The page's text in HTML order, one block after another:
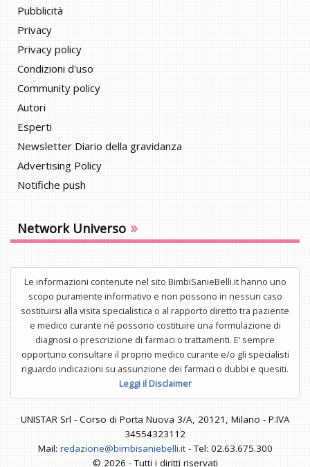
Pubblicità
Privacy
Privacy policy
Condizioni d'uso
Community policy
Autori
Esperti
Newsletter Diario della gravidanza
Advertising Policy
Notifiche push
Network Universo »
Le informazioni contenute nel sito BimbiSanieBelli.it hanno uno
scopo puramente informativo e non possono in nessun caso
sostituirsi alla visita specialistica o al rapporto diretto tra paziente
e medico curante né possono costituire una formulazione di
diagnosi o prescrizione di farmaci o trattamenti. E’ sempre
opportuno consultare il proprio medico curante e/o gli specialisti
riguardo indicazioni su assunzione dei farmaci o dubbi e quesiti.
Leggi il Disclaimer
UNISTAR Srl - Corso di Porta Nuova 3/A, 20121, Milano - P.IVA
34554323112
Mail: redazione@bimbisaniebelli.it- Tel: 02.63.675.300
© 2026 - Tutti i diritti riservati